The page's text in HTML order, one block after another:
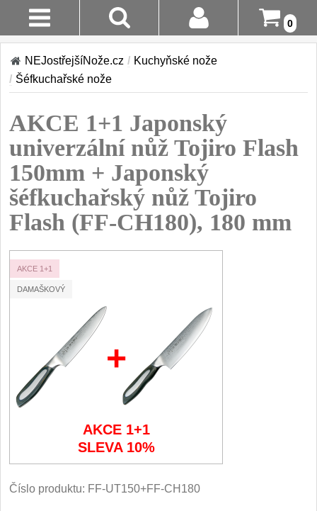
0
Stav
Objednávky
Registrace
Doručení A
Platba
Vrácení Do
Reklamace
Akce!
Kuchyňské nože
Sady kuchyňských nožů 9
Šéfkuchařské nože
Univerzální nože 50
Nože na ovoce a
Santoku nože
17
Filetovací nože
Nože na chleba
Steakové nože 2
Plátkovací nože 27
NEJostřejšíNože.cz / Kuchyňské nože
/ Šéfkuchařské nože
AKCE 1+1 Japonský
univerzální nůž Tojiro Flash
150mm + Japonský
šéfkuchařský nůž Tojiro
Flash (FF-CH180), 180 mm
AKCE 1+1
DAMAŠKOVÝ
+
AKCE 1+1
SLEVA 10%
Číslo produktu: FF-UT150+FF-CH180